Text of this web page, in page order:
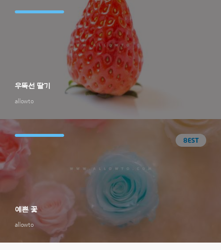
allowto
우뚝선 딸기
allowto
예쁜 꽃